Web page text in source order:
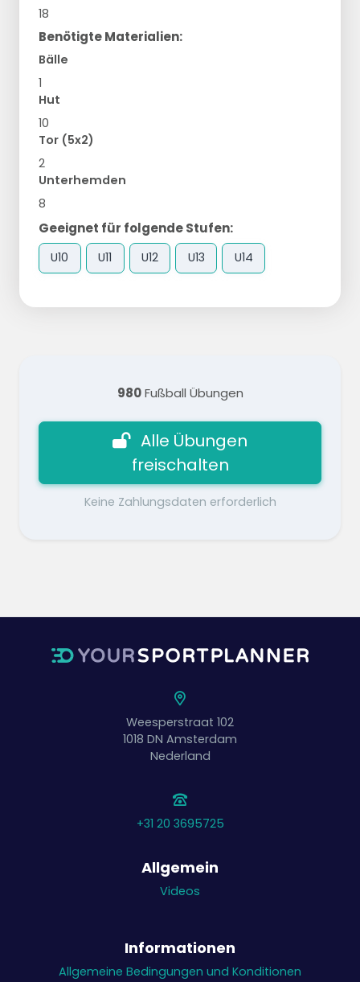
18
Benötigte Materialien:
Bälle
1
Hut
10
Tor (5x2)
2
Unterhemden
8
Geeignet für folgende Stufen:
U10 U11 U12 U13 U14
980Fußball Übungen
Alle Übungen
freischalten
Keine Zahlungsdaten erforderlich
Weesperstraat 102
1018 DN Amsterdam
Nederland
+31 20 3695725
Allgemein
Videos
Informationen
Allgemeine Bedingungen und Konditionen